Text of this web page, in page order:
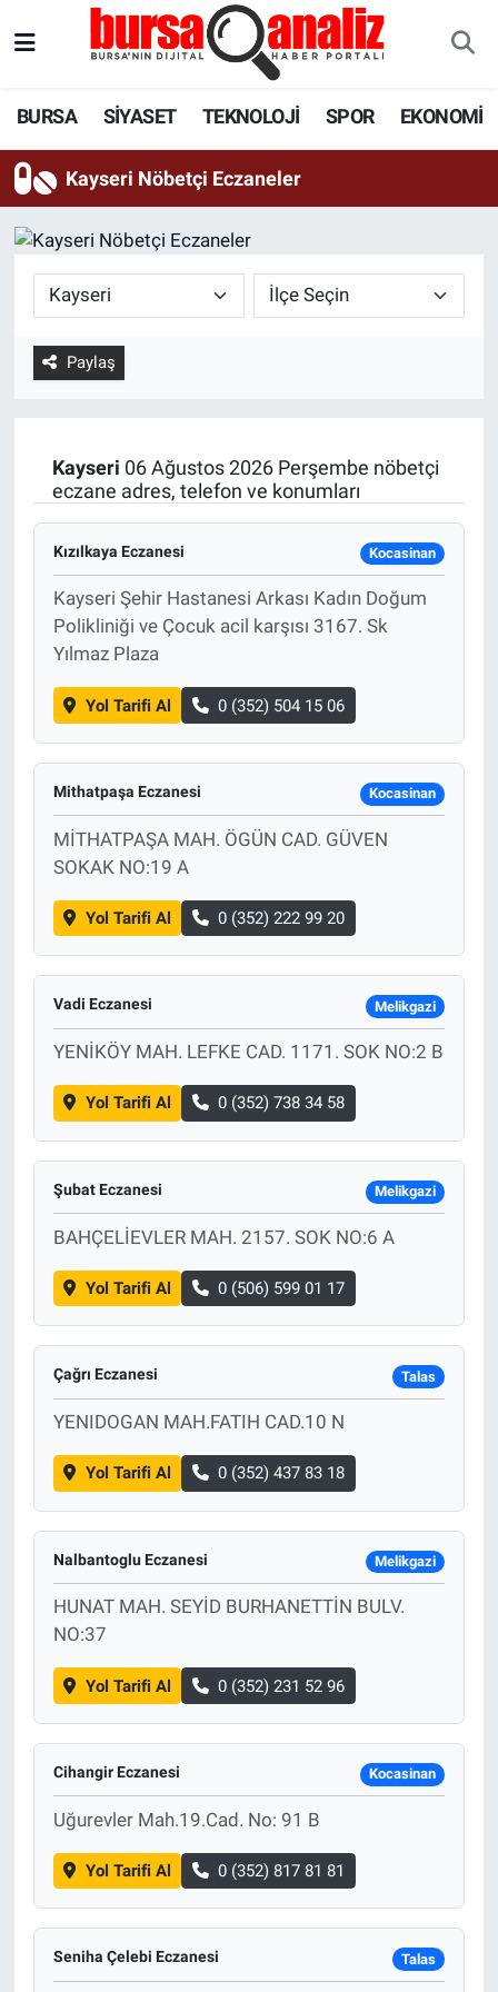
BURSA SİYASET TEKNOLOJİ SPOR EKONOMİ
Kayseri Nöbetçi Eczaneler
Paylaş
Kayseri 06 Ağustos 2026 Perşembe nöbetçi
eczane adres, telefon ve konumları
Kızılkaya Eczanesi Kocasinan
Kayseri Şehir Hastanesi Arkası Kadın Doğum
Polikliniği ve Çocuk acil karşısı 3167. Sk
Yılmaz Plaza
Yol Tarifi Al 0 (352) 504 15 06
Mithatpaşa Eczanesi Kocasinan
MİTHATPAŞA MAH. ÖGÜN CAD. GÜVEN
SOKAK NO:19 A
Yol Tarifi Al 0 (352) 222 99 20
Vadi Eczanesi Melikgazi
YENİKÖY MAH. LEFKE CAD. 1171. SOK NO:2 B
Yol Tarifi Al 0 (352) 738 34 58
Şubat Eczanesi Melikgazi
BAHÇELİEVLER MAH. 2157. SOK NO:6 A
Yol Tarifi Al 0 (506) 599 01 17
Çağrı Eczanesi Talas
YENIDOGAN MAH.FATIH CAD.10 N
Yol Tarifi Al 0 (352) 437 83 18
Nalbantoglu Eczanesi Melikgazi
HUNAT MAH. SEYİD BURHANETTİN BULV.
NO:37
Yol Tarifi Al 0 (352) 231 52 96
Cihangir Eczanesi Kocasinan
Uğurevler Mah.19.Cad. No: 91 B
Yol Tarifi Al 0 (352) 817 81 81
Seniha Çelebi Eczanesi Talas
SPOR
EKONOMİ
SAĞLIK
BLOG
Süper Lig Puan Durumu ve Fikstür
Tüm Manşetler
Son Dakika Haberleri